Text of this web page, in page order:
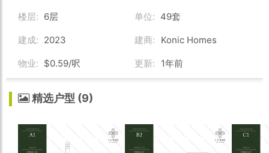
楼层: 6层 单位: 49套
建成: 2023 建商: Konic Homes
物业: $0.59/呎 更新: 1年前
精选户型 (9)